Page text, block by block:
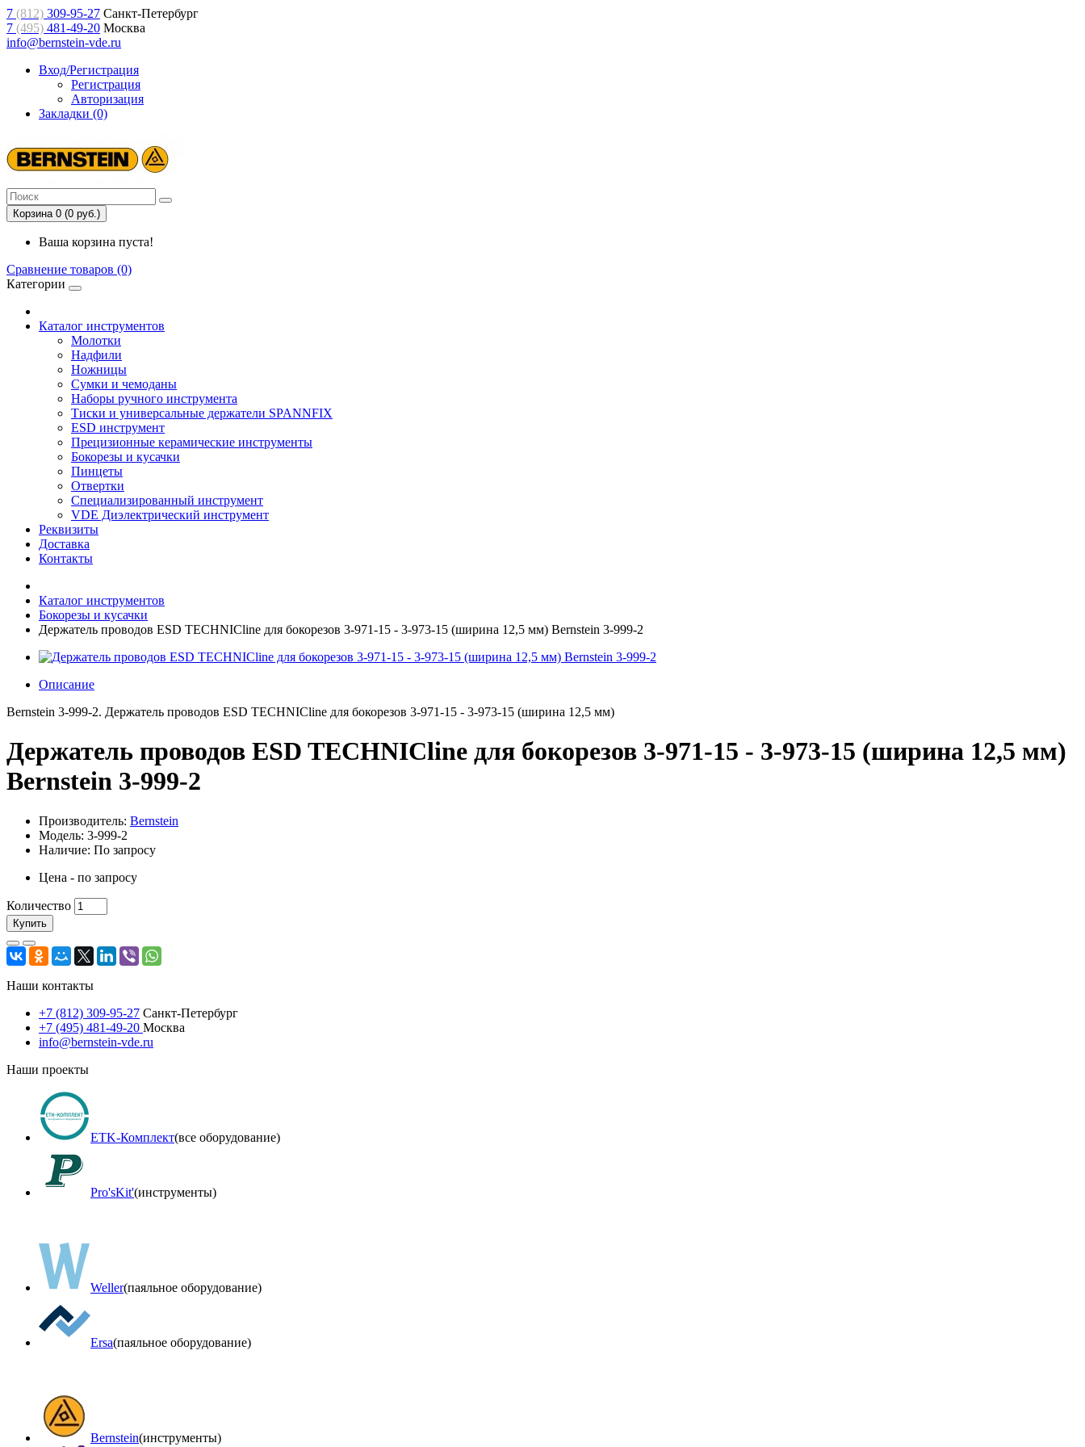
7 (812) 309-95-27 Санкт-Петербург
7 (495) 481-49-20 Москва
info@bernstein-vde.ru
Вход/Регистрация
Регистрация
Авторизация
Закладки (0)
Корзина 0 (0 руб.)
Ваша корзина пуста!
Сравнение товаров (0)
Категории
Каталог инструментов
Молотки
Надфили
Ножницы
Сумки и чемоданы
Наборы ручного инструмента
Тиски и универсальные держатели SPANNFIX
ESD инструмент
Прецизионные керамические инструменты
Бокорезы и кусачки
Пинцеты
Отвертки
Специализированный инструмент
VDE Диэлектрический инструмент
Реквизиты
Доставка
Контакты
Каталог инструментов
Бокорезы и кусачки
Держатель проводов ESD TECHNICline для бокорезов 3-971-15 - 3-973-15 (ширина 12,5 мм) Bernstein 3-999-2
Описание
Bernstein 3-999-2. Держатель проводов ESD TECHNICline для бокорезов 3-971-15 - 3-973-15 (ширина 12,5 мм)
Держатель проводов ESD TECHNICline для бокорезов 3-971-15 - 3-973-15 (ширина 12,5 мм)
Bernstein 3-999-2
Производитель: Bernstein
Модель: 3-999-2
Наличие: По запросу
Цена - по запросу
Количество
Купить
Наши контакты
+7 (812) 309-95-27 Санкт-Петербург
+7 (495) 481-49-20 Москва
info@bernstein-vde.ru
Наши проекты
ETK-Комплект(все оборудование)
Pro'sKit'(инструменты)
Weller(паяльное оборудование)
Ersa(паяльное оборудование)
Bernstein(инструменты)